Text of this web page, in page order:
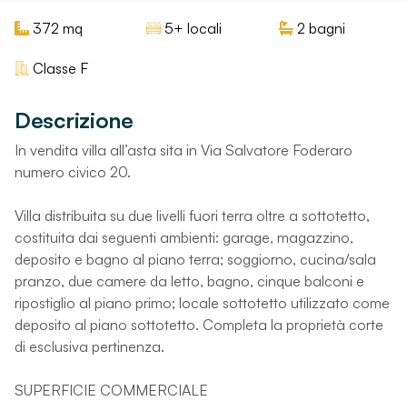
372 mq 5+ locali 2 bagni
Classe F
Descrizione
In vendita villa all’asta sita in Via Salvatore Foderaro
numero civico 20.
Villa distribuita su due livelli fuori terra oltre a sottotetto,
costituita dai seguenti ambienti: garage, magazzino,
deposito e bagno al piano terra; soggiorno, cucina/sala
pranzo, due camere da letto, bagno, cinque balconi e
ripostiglio al piano primo; locale sottotetto utilizzato come
deposito al piano sottotetto. Completa la proprietà corte
di esclusiva pertinenza.
SUPERFICIE COMMERCIALE